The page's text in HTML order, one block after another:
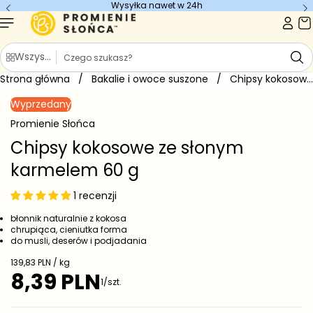
treści
Wysyłka nawet w 24h
Wszystkie kategorie
S
z
u
a
j
Strona główna / Bakalie i owoce suszone / Chipsy kokosowe ze słonym karmelem...
Przejdź do
o
produkcie
Wyprzedany
Promienie Słońca
Chipsy kokosowe ze słonym
karmelem 60 g
1 recenzji
błonnik naturalnie z kokosa
chrupiąca, cieniutka forma
do musli, deserów i podjadania
C
e
n
j
139,83 PLN / kg
C
n
8,39 PLN1/szt.